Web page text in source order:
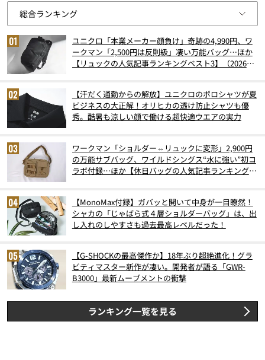
ユニクロ「本業メーカー顔負け」奇跡の4,990円、ワ
ークマン「2,500円は反則級」凄い万能バッグ…ほか
【リュックの人気記事ランキングベスト3】（2026年
【汗だく通勤からの解放】ユニクロのポロシャツが夏
ビジネスの大正解！オリヒカの透け防止シャツも優
秀。酷暑も涼しい顔で働ける超快適ウエアの実力
ワークマン「ショルダー⇔リュックに変形」2,900円
の万能サブバッグ、ワイルドシングス“水に強い”初コ
ラボ付録…ほか【休日バッグの人気記事ランキングベ
【MonoMax付録】ガバッと開いて中身が一目瞭然！
シャカの「じゃばら式４層ショルダーバッグ」は、出
し入れのしやすさも過去最高レベルだった！
【G-SHOCKの最高傑作か】18年ぶり超絶進化！グラ
ビティマスター新作が凄い。開発者が語る「GWR-
B3000」最新ムーブメントの衝撃
ランキング一覧を見る